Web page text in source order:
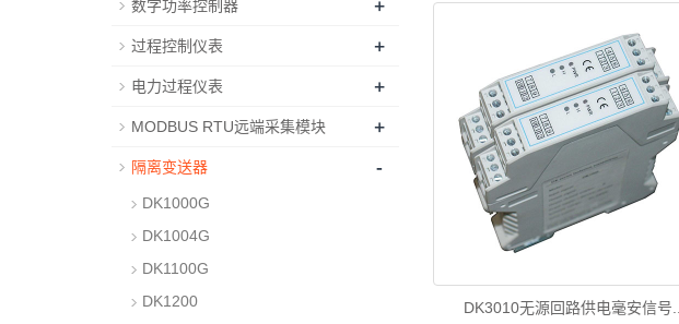
DK3010无源回路供电毫安信号...
数字功率控制器 +
过程控制仪表 +
电力过程仪表 +
MODBUS RTU远端采集模块 +
隔离变送器 -
DK1000G
DK1004G
DK1100G
DK1200